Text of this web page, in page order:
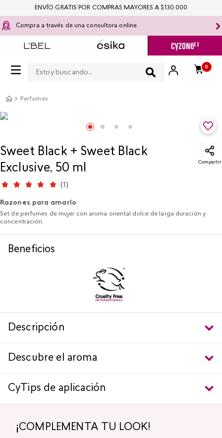
Compra a través de una consultora online
0
ENVÍO GRATIS POR COMPRAS MAYORES A $130.000
Perfumes
Sweet Black + Sweet Black
Exclusive, 50 ml
Compartir
(1 )
Razones para amarlo
Set de perfumes de mujer con aroma oriental dulce de larga duración y
concentración.
Beneficios
Descripción
Descubre el aroma
CyTips de aplicación
¡COMPLEMENTA TU LOOK!